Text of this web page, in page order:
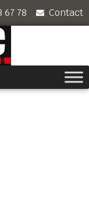
67 78 Contact